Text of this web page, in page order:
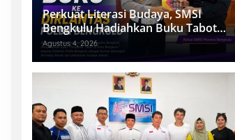
Perkuat Literasi Budaya, SMSI
Bengkulu Hadiahkan Buku Tabot
untuk Dirlantas Polda
Agustus 4, 2026